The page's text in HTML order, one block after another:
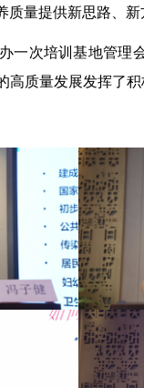
量提供新思路、新
一次培训基地管理
高质量发展发挥了积